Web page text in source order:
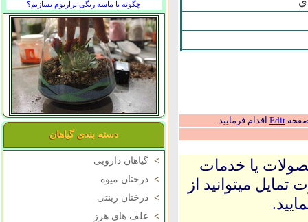
چگونه با ماسه رنگی تراریوم بسازیم؟
دسته بندی گیاهان
> گیاهان دارویی
> درختان میوه
> درختان زینتی
> علف های هرز
صفحهEdit اقدام فرمایید
یا خدمات
میتوانید از